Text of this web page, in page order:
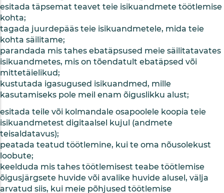
esitada täpsemat teavet teie isikuandmete töötlemise
kohta;
tagada juurdepääs teie isikuandmetele, mida teie
kohta säilitame;
parandada mis tahes ebatäpsused meie säilitatavates
isikuandmetes, mis on tõendatult ebatäpsed või
mittetäielikud;
kustutada igasugused isikuandmed, mille
kasutamiseks pole meil enam õiguslikku alust;
esitada teile või kolmandale osapoolele koopia teie
isikuandmetest digitaalsel kujul (andmete
teisaldatavus);
peatada teatud töötlemine, kui te oma nõusolekust
loobute;
keelduda mis tahes töötlemisest teabe töötlemise
õigusjärgsete huvide või avalike huvide alusel, välja
arvatud siis, kui meie põhjused töötlemise